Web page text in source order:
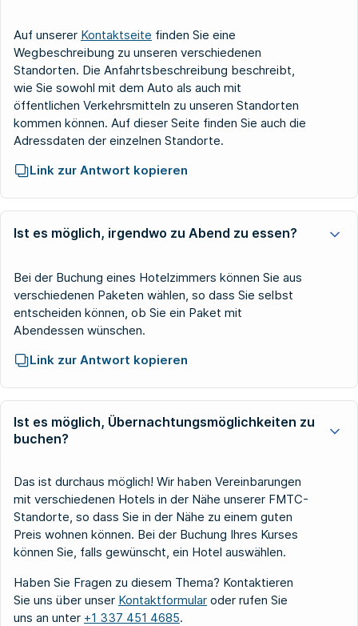
Auf unserer Kontaktseite finden Sie eine
Wegbeschreibung zu unseren verschiedenen
Standorten. Die Anfahrtsbeschreibung beschreibt,
wie Sie sowohl mit dem Auto als auch mit
öffentlichen Verkehrsmitteln zu unseren Standorten
kommen können. Auf dieser Seite finden Sie auch die
Adressdaten der einzelnen Standorte.
Link zur Antwort kopieren
Ist es möglich, irgendwo zu Abend zu essen?
Bei der Buchung eines Hotelzimmers können Sie aus
verschiedenen Paketen wählen, so dass Sie selbst
entscheiden können, ob Sie ein Paket mit
Abendessen wünschen.
Link zur Antwort kopieren
Ist es möglich, Übernachtungsmöglichkeiten zu
buchen?
Das ist durchaus möglich! Wir haben Vereinbarungen
mit verschiedenen Hotels in der Nähe unserer FMTC-
Standorte, so dass Sie in der Nähe zu einem guten
Preis wohnen können. Bei der Buchung Ihres Kurses
können Sie, falls gewünscht, ein Hotel auswählen.
Haben Sie Fragen zu diesem Thema? Kontaktieren
Sie uns über unser Kontaktformular oder rufen Sie
uns an unter +1 337 451 4685.